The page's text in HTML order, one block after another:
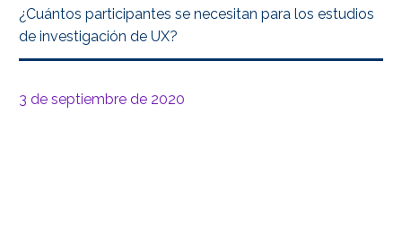
¿Cuántos participantes se necesitan para los estudios
de investigación de UX?
3 de septiembre de 2020